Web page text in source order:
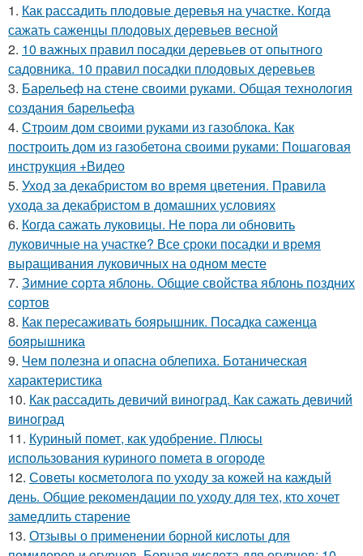
1. Как рассадить плодовые деревья на участке. Когда
сажать саженцы плодовых деревьев весной
2. 10 важных правил посадки деревьев от опытного
садовника. 10 правил посадки плодовых деревьев
3. Барельеф на стене своими руками. Общая технология
создания барельефа
4. Строим дом своими руками из газоблока. Как
построить дом из газобетона своими руками: Пошаговая
инструкция +Видео
5. Уход за декабристом во время цветения. Правила
ухода за декабристом в домашних условиях
6. Когда сажать луковицы. Не пора ли обновить
луковичные на участке? Все сроки посадки и время
выращивания луковичных на одном месте
7. Зимние сорта яблонь. Общие свойства яблонь поздних
сортов
8. Как пересаживать боярышник. Посадка саженца
боярышника
9. Чем полезна и опасна облепиха. Ботаническая
характеристика
10. Как рассадить девичий виноград. Как сажать девичий
виноград
11. Куриный помет, как удобрение. Плюсы
использования куриного помета в огороде
12. Советы косметолога по уходу за кожей на каждый
день. Общие рекомендации по уходу для тех, кто хочет
замедлить старение
13. Отзывы о применении борной кислоты для